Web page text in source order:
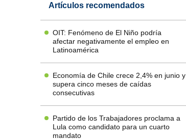
Artículos recomendados
OIT: Fenómeno de El Niño podría
afectar negativamente el empleo en
Latinoamérica
Economía de Chile crece 2,4% en junio y
supera cinco meses de caídas
consecutivas
Partido de los Trabajadores proclama a
Lula como candidato para un cuarto
mandato